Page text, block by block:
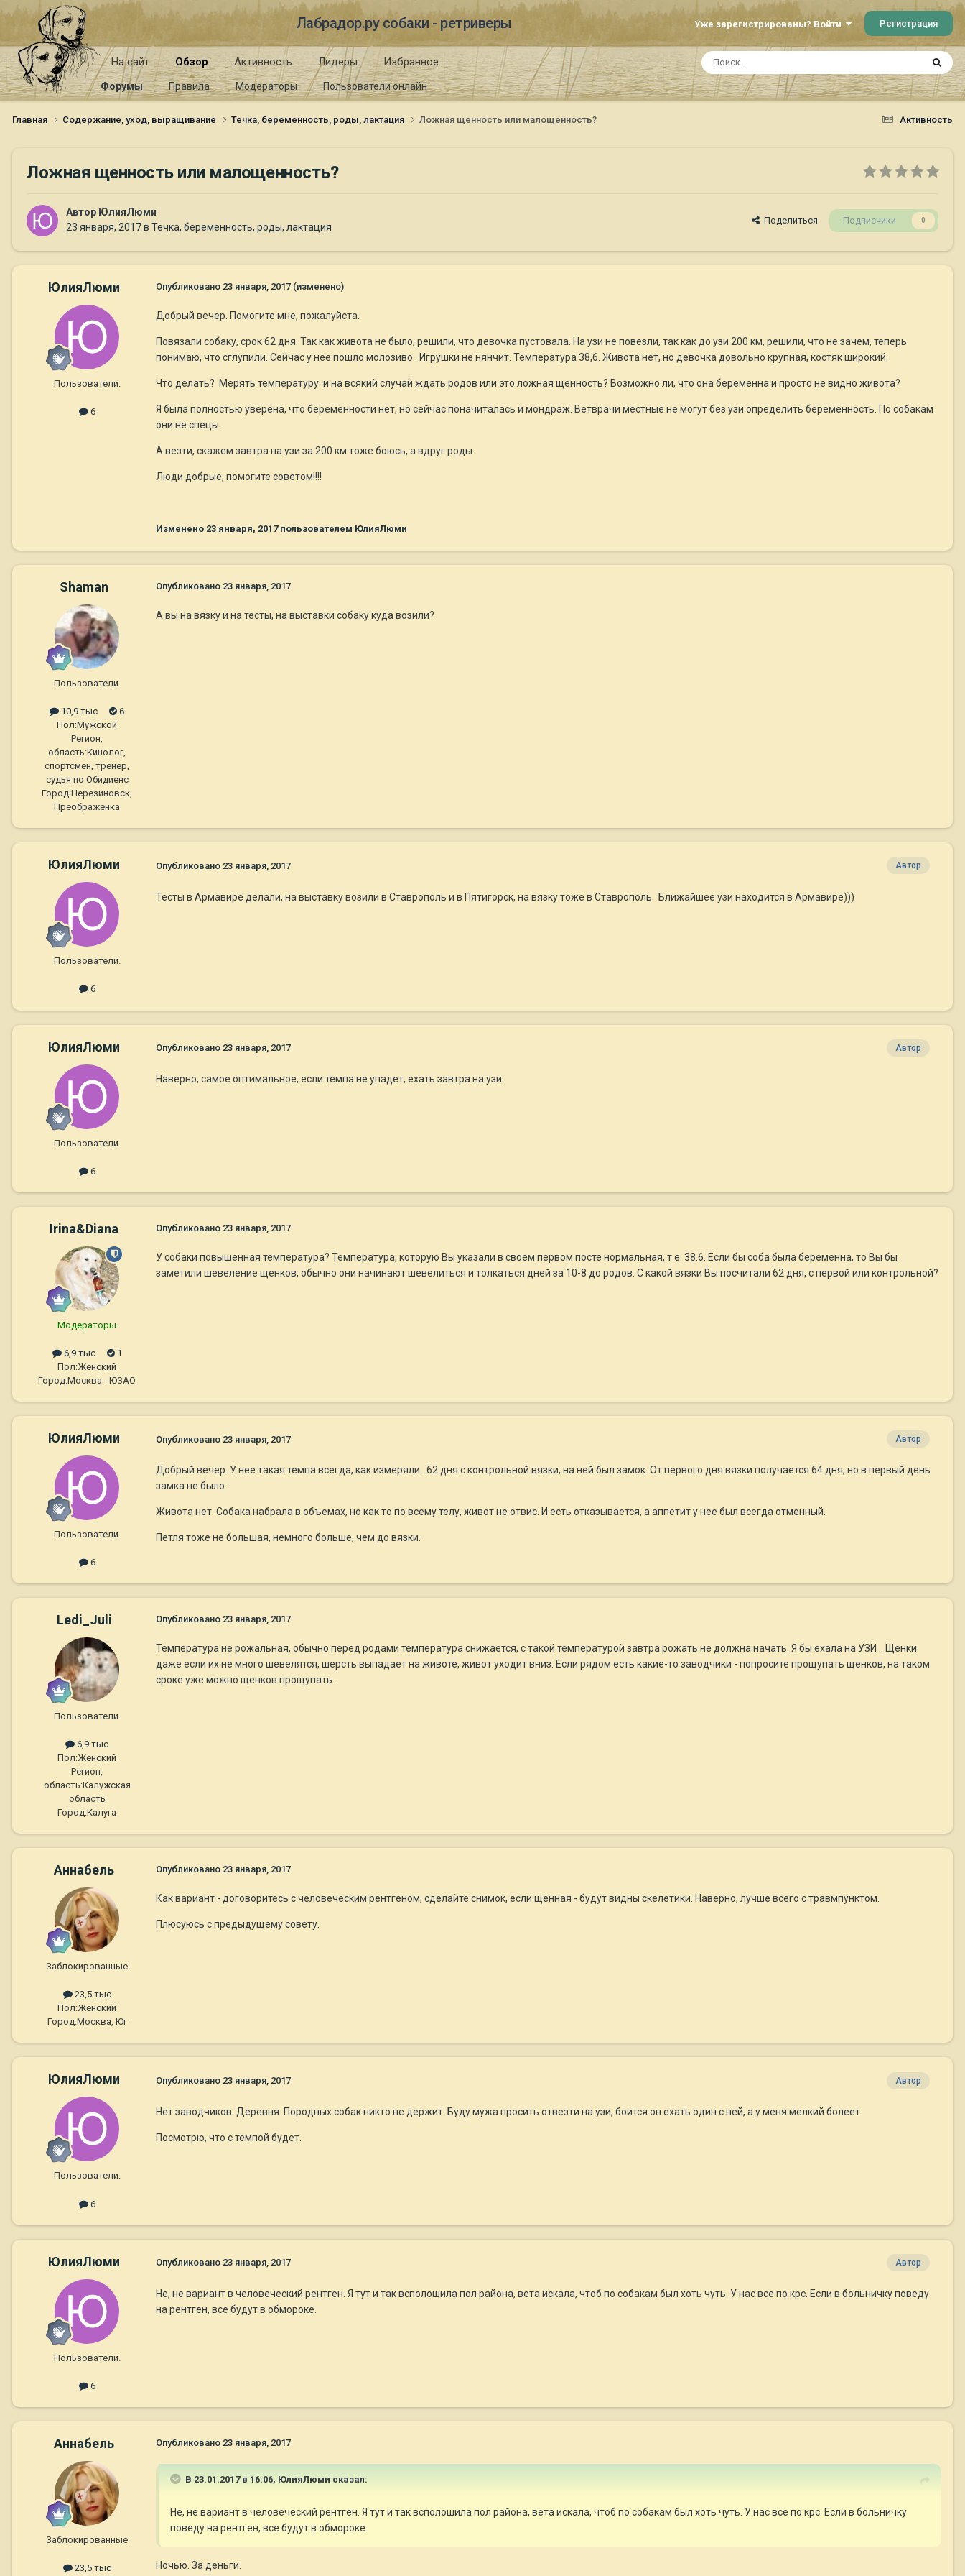
Лабрадор.ру собаки - ретриверы Уже зарегистрированы? Войти Регистрация
На сайт Обзор
Форумы Правила Модераторы Пользователи онлайн
Активность Лидеры Избранное
Активность
Главная Содержание, уход, выращивание Течка, беременность, роды, лактация Ложная щенность или малощенность?
Ложная щенность или малощенность?
Автор ЮлияЛюми
23 января, 2017в Течка, беременность, роды, лактация
Поделиться Подписчики 0
ЮлияЛюми
Пользователи.
6
Опубликовано 23 января, 2017 (изменено)
Добрый вечер. Помогите мне, пожалуйста.
Повязали собаку, срок 62 дня. Так как живота не было, решили, что девочка пустовала. На узи не повезли, так как до узи 200 км, решили, что не зачем, теперь
понимаю, что сглупили. Сейчас у нее пошло молозиво. Игрушки не нянчит. Температура 38,6. Живота нет, но девочка довольно крупная, костяк широкий.
Что делать? Мерять температуру и на всякий случай ждать родов или это ложная щенность? Возможно ли, что она беременна и просто не видно живота?
Я была полностью уверена, что беременности нет, но сейчас поначиталась и мондраж. Ветврачи местные не могут без узи определить беременность. По собакам
они не спецы.
А везти, скажем завтра на узи за 200 км тоже боюсь, а вдруг роды.
Люди добрые, помогите советом!!!!
Изменено 23 января, 2017пользователем ЮлияЛюми
Shaman
Пользователи.
10,9 тыс
6
Пол:Мужской
Регион,
область:Кинолог,
спортсмен, тренер,
судья по Обидиенс
Город:Нерезиновск,
Преображенка
Опубликовано 23 января, 2017
А вы на вязку и на тесты, на выставки собаку куда возили?
ЮлияЛюми
Пользователи.
6
Автор
Опубликовано 23 января, 2017
Тесты в Армавире делали, на выставку возили в Ставрополь и в Пятигорск, на вязку тоже в Ставрополь. Ближайшее узи находится в Армавире)))
ЮлияЛюми
Пользователи.
6
Автор
Опубликовано 23 января, 2017
Наверно, самое оптимальное, если темпа не упадет, ехать завтра на узи.
Irina&Diana
Модераторы
6,9 тыс
1
Пол:Женский
Город:Москва - ЮЗАО
Опубликовано 23 января, 2017
У собаки повышенная температура? Температура, которую Вы указали в своем первом посте нормальная, т.е. 38.6. Если бы соба была беременна, то Вы бы
заметили шевеление щенков, обычно они начинают шевелиться и толкаться дней за 10-8 до родов. С какой вязки Вы посчитали 62 дня, с первой или контрольной?
ЮлияЛюми
Пользователи.
6
Автор
Опубликовано 23 января, 2017
Добрый вечер. У нее такая темпа всегда, как измеряли. 62 дня с контрольной вязки, на ней был замок. От первого дня вязки получается 64 дня, но в первый день
замка не было.
Живота нет. Собака набрала в объемах, но как то по всему телу, живот не отвис. И есть отказывается, а аппетит у нее был всегда отменный.
Петля тоже не большая, немного больше, чем до вязки.
Ledi_Juli
Пользователи.
6,9 тыс
Пол:Женский
Регион,
область:Калужская
область
Город:Калуга
Опубликовано 23 января, 2017
Температура не рожальная, обычно перед родами температура снижается, с такой температурой завтра рожать не должна начать. Я бы ехала на УЗИ .. Щенки
даже если их не много шевелятся, шерсть выпадает на животе, живот уходит вниз. Если рядом есть какие-то заводчики - попросите прощупать щенков, на таком
сроке уже можно щенков прощупать.
Aннaбель
Заблокированные
23,5 тыс
Пол:Женский
Город:Москва, Юг
Опубликовано 23 января, 2017
Как вариант - договоритесь с человеческим рентгеном, сделайте снимок, если щенная - будут видны скелетики. Наверно, лучше всего с травмпунктом.
Плюсуюсь с предыдущему совету.
ЮлияЛюми
Пользователи.
6
Автор
Опубликовано 23 января, 2017
Нет заводчиков. Деревня. Породных собак никто не держит. Буду мужа просить отвезти на узи, боится он ехать один с ней, а у меня мелкий болеет.
Посмотрю, что с темпой будет.
ЮлияЛюми
Пользователи.
6
Автор
Опубликовано 23 января, 2017
Не, не вариант в человеческий рентген. Я тут и так всполошила пол района, вета искала, чтоб по собакам был хоть чуть. У нас все по крс. Если в больничку поведу
на рентген, все будут в обмороке.
Aннaбель
Заблокированные
23,5 тыс
Опубликовано 23 января, 2017
В 23.01.2017 в 16:06, ЮлияЛюми сказал:
Не, не вариант в человеческий рентген. Я тут и так всполошила пол района, вета искала, чтоб по собакам был хоть чуть. У нас все по крс. Если в больничку
поведу на рентген, все будут в обмороке.
Ночью. За деньги.